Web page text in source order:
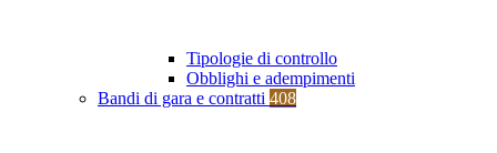
Tipologie di controllo
Obblighi e adempimenti
Bandi di gara e contratti 408